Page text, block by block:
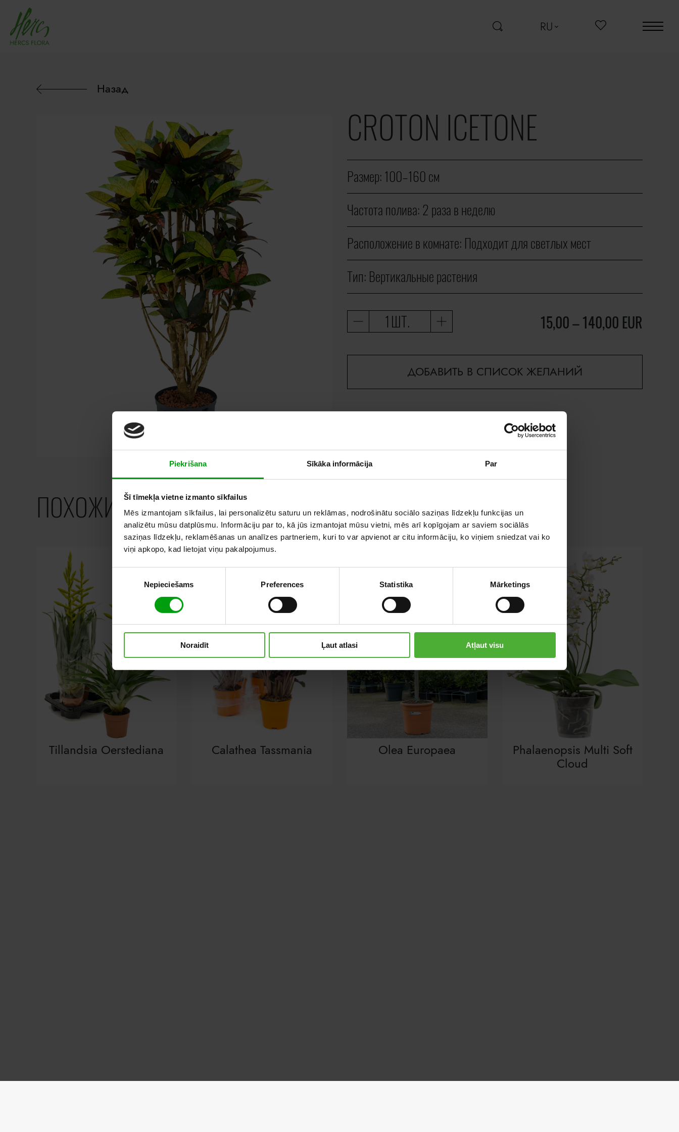
Piekrišana Sīkāka informācija Par
Šī tīmekļa vietne izmanto sīkfailus
Mēs izmantojam sīkfailus, lai personalizētu saturu un reklāmas, nodrošinātu sociālo saziņas līdzekļu funkcijas un
analizētu mūsu datplūsmu. Informāciju par to, kā jūs izmantojat mūsu vietni, mēs arī kopīgojam ar saviem sociālās
saziņas līdzekļu, reklamēšanas un analīzes partneriem, kuri to var apvienot ar citu informāciju, ko viņiem sniedzat vai ko
viņi apkopo, kad lietojat viņu pakalpojumus.
Nepieciešams Preferences Statistika Mārketings
Noraidīt Ļaut atlasi Atļaut visu
RU
Назад
CROTON ICETONE
Размер:100–160 cм
Частота полива:2 раза в неделю
Расположение в комнате: Подходит для светлых мест
Тип: Вертикальные растения
ШТ. 15,00–140,00 EUR
ДОБАВИТЬ В СПИСОК ЖЕЛАНИЙ
ПОХОЖИЕ ПРОДУКТЫ
Tillandsia Oerstediana Calathea Tassmania Olea Europaea
Phalaenopsis Multi Soft
Cloud